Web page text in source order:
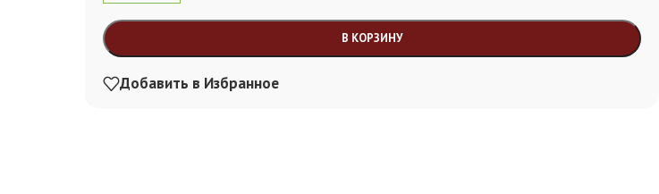
В КОРЗИНУ
Alternative:
Добавить в Избранное